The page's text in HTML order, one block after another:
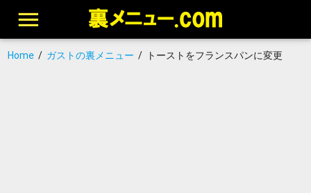
Home/ ガストの裏メニュー / トーストをフランスパンに変更